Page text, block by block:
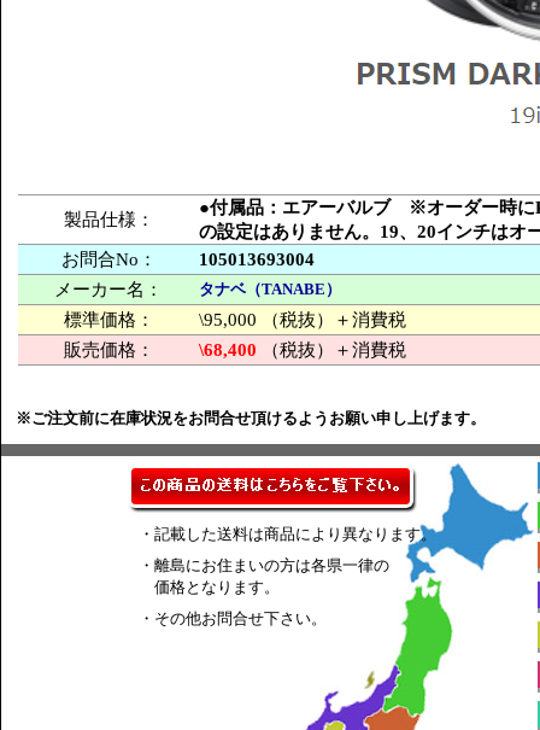
製品仕様：
●付属品：エアーバルブ ※オーダー時に
の設定はありません。19、20インチはオ
お問合No：
105013693004
メーカー名：
タナベ（TANABE）
標準価格：
\95,000 （税抜）＋消費税
販売価格：
\68,400 （税抜）＋消費税
※ご注文前に在庫状況をお問合せ頂けるようお願い申し上げます。
・記載した送料は商品により異なります。
・離島にお住まいの方は各県一律の
価格となります。
・その他お問合せ下さい。